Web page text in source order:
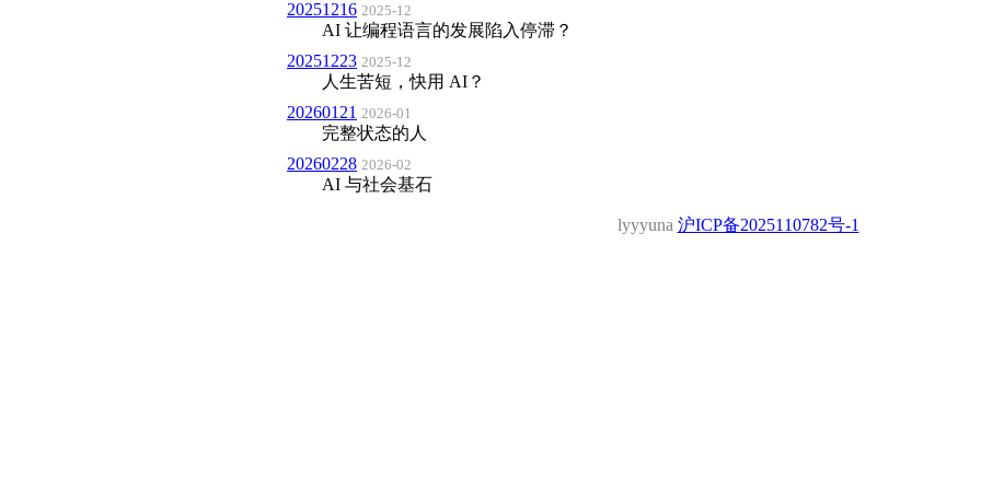
20251216 2025-12
AI 让编程语言的发展陷入停滞？
20251223 2025-12
人生苦短，快用 AI？
20260121 2026-01
完整状态的人
20260228 2026-02
AI 与社会基石
lyyyuna 沪ICP备2025110782号-1